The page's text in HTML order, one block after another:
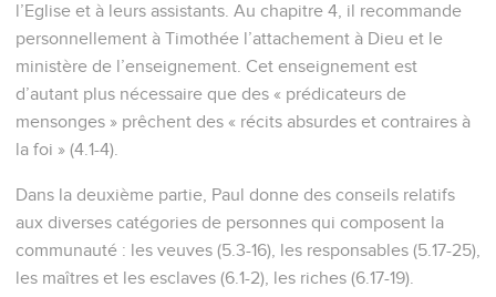
l’Eglise et à leurs assistants. Au chapitre 4, il recommande
personnellement à Timothée l’attachement à Dieu et le
ministère de l’enseignement. Cet enseignement est
d’autant plus nécessaire que des « prédicateurs de
mensonges » prêchent des « récits absurdes et contraires à
la foi » (4.1-4).
Dans la deuxième partie, Paul donne des conseils relatifs
aux diverses catégories de personnes qui composent la
communauté : les veuves (5.3-16), les responsables (5.17-25),
les maîtres et les esclaves (6.1-2), les riches (6.17-19).